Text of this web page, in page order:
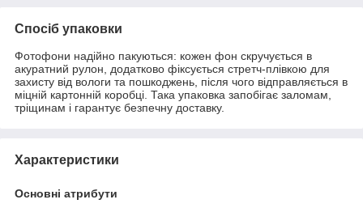
Спосіб упаковки
Фотофони надійно пакуються: кожен фон скручується в
акуратний рулон, додатково фіксується стретч-плівкою для
захисту від вологи та пошкоджень, після чого відправляється в
міцній картонній коробці. Така упаковка запобігає заломам,
тріщинам і гарантує безпечну доставку.
Характеристики
Основні атрибути